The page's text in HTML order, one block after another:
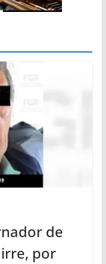
de
por